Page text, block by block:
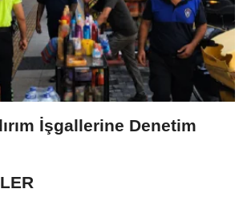
İşgallerine Denetim